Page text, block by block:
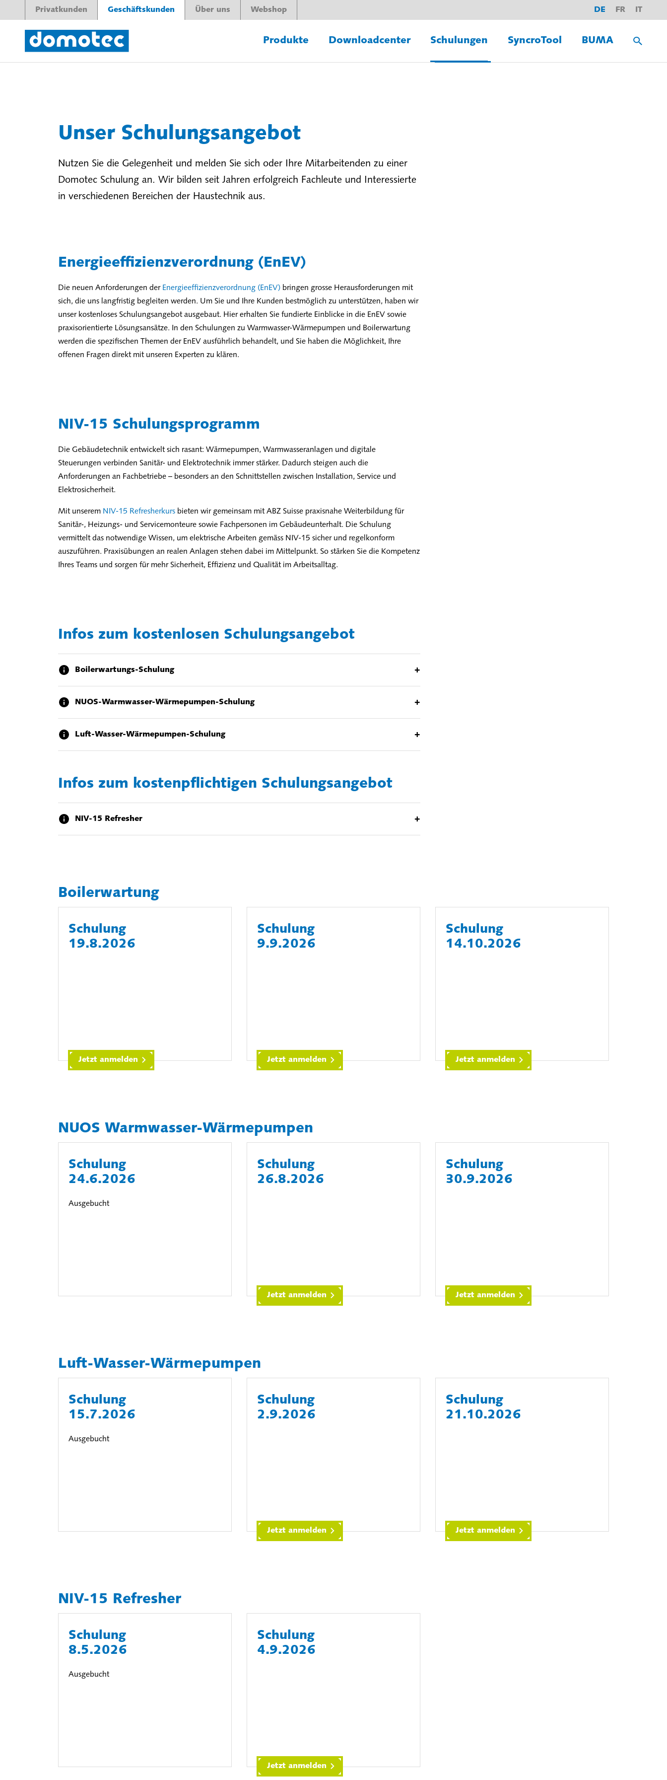
Privatkunden Geschäftskunden Über uns Webshop DE FR IT
Produkte Downloadcenter Schulungen SyncroTool BUMA
Unser Schulungsangebot
Nutzen Sie die Gelegenheit und melden Sie sich oder Ihre Mitarbeitenden zu einer
Domotec Schulung an. Wir bilden seit Jahren erfolgreich Fachleute und Interessierte
in verschiedenen Bereichen der Haustechnik aus.
Energieeffizienzverordnung (EnEV)
Die neuen Anforderungen der Energieeffizienzverordnung (EnEV) bringen grosse Herausforderungen mit
sich, die uns langfristig begleiten werden. Um Sie und Ihre Kunden bestmöglich zu unterstützen, haben wir
unser kostenloses Schulungsangebot ausgebaut. Hier erhalten Sie fundierte Einblicke in die EnEV sowie
praxisorientierte Lösungsansätze. In den Schulungen zu Warmwasser-Wärmepumpen und Boilerwartung
werden die spezifischen Themen der EnEV ausführlich behandelt, und Sie haben die Möglichkeit, Ihre
offenen Fragen direkt mit unseren Experten zu klären.
NIV-15 Schulungsprogramm
Die Gebäudetechnik entwickelt sich rasant: Wärmepumpen, Warmwasseranlagen und digitale
Steuerungen verbinden Sanitär- und Elektrotechnik immer stärker. Dadurch steigen auch die
Anforderungen an Fachbetriebe – besonders an den Schnittstellen zwischen Installation, Service und
Elektrosicherheit.
Mit unserem NIV-15 Refresherkurs bieten wir gemeinsam mit ABZ Suisse praxisnahe Weiterbildung für
Sanitär-, Heizungs- und Servicemonteure sowie Fachpersonen im Gebäudeunterhalt. Die Schulung
vermittelt das notwendige Wissen, um elektrische Arbeiten gemäss NIV-15 sicher und regelkonform
auszuführen. Praxisübungen an realen Anlagen stehen dabei im Mittelpunkt. So stärken Sie die Kompetenz
Ihres Teams und sorgen für mehr Sicherheit, Effizienz und Qualität im Arbeitsalltag.
Infos zum kostenlosen Schulungsangebot
Boilerwartungs-Schulung +
NUOS-Warmwasser-Wärmepumpen-Schulung +
Luft-Wasser-Wärmepumpen-Schulung +
Infos zum kostenpflichtigen Schulungsangebot
NIV-15 Refresher +
Boilerwartung
Schulung
19.8.2026
Jetzt anmelden
Schulung
9.9.2026
Jetzt anmelden
Schulung
14.10.2026
Jetzt anmelden
NUOS Warmwasser-Wärmepumpen
Schulung
24.6.2026
Ausgebucht
Schulung
26.8.2026
Jetzt anmelden
Schulung
30.9.2026
Jetzt anmelden
Luft-Wasser-Wärmepumpen
Schulung
15.7.2026
Ausgebucht
Schulung
2.9.2026
Jetzt anmelden
Schulung
21.10.2026
Jetzt anmelden
NIV-15 Refresher
Schulung
8.5.2026
Ausgebucht
Schulung
4.9.2026
Jetzt anmelden